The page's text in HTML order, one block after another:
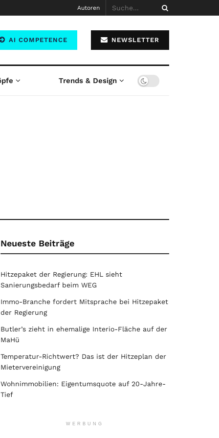
Autoren
AI COMPETENCE NEWSLETTER
Trends & Design
Neueste Beiträge
Hitzepaket der Regierung: EHL sieht
Sanierungsbedarf beim WEG
Immo-Branche fordert Mitsprache bei Hitzepaket
der Regierung
Butler’s zieht in ehemalige Interio-Fläche auf der
MaHü
Temperatur-Richtwert? Das ist der Hitzeplan der
Mietervereinigung
Wohnimmobilien: Eigentumsquote auf 20-Jahre-
Tief
WERBUNG